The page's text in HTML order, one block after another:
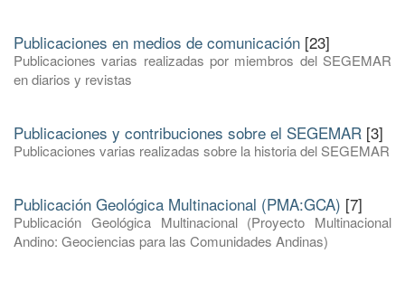
Publicaciones en medios de comunicación [23]
Publicaciones varias realizadas por miembros del SEGEMAR
en diarios y revistas
Publicaciones y contribuciones sobre el SEGEMAR [3]
Publicaciones varias realizadas sobre la historia del SEGEMAR
Publicación Geológica Multinacional (PMA:GCA) [7]
Publicación Geológica Multinacional (Proyecto Multinacional
Andino: Geociencias para las Comunidades Andinas)